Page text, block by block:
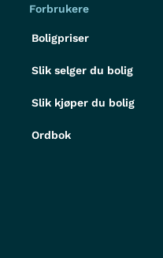
Forbrukere
Boligpriser
Slik selger du bolig
Slik kjøper du bolig
Ordbok